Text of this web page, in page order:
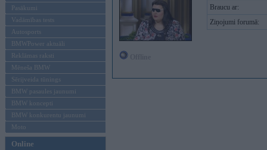
Pasākumi
Vadāmības tests
Autosports
BMWPower aktuāli
Reklāmas raksti
Mēneša BMW
Sērijveida tūnings
BMW pasaules jaunumi
BMW koncepti
BMW konkurentu jaunumi
Moto
Online
Braucu ar:
Ziņojumi forumā: